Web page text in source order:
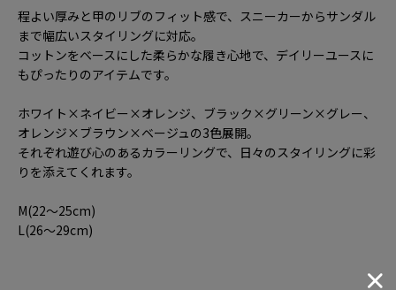
程よい厚みと甲のリブのフィット感で、スニーカーからサンダル
まで幅広いスタイリングに対応。
コットンをベースにした柔らかな履き心地で、デイリーユースに
もぴったりのアイテムです。
ホワイト×ネイビー×オレンジ、ブラック×グリーン×グレー、
オレンジ×ブラウン×ベージュの3色展開。
それぞれ遊び心のあるカラーリングで、日々のスタイリングに彩
りを添えてくれます。
M(22～25cm)
L(26～29cm)